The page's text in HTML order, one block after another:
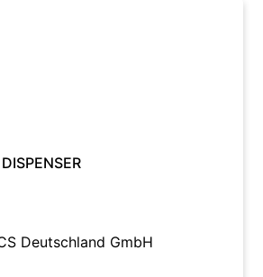
Deutschland GmbH